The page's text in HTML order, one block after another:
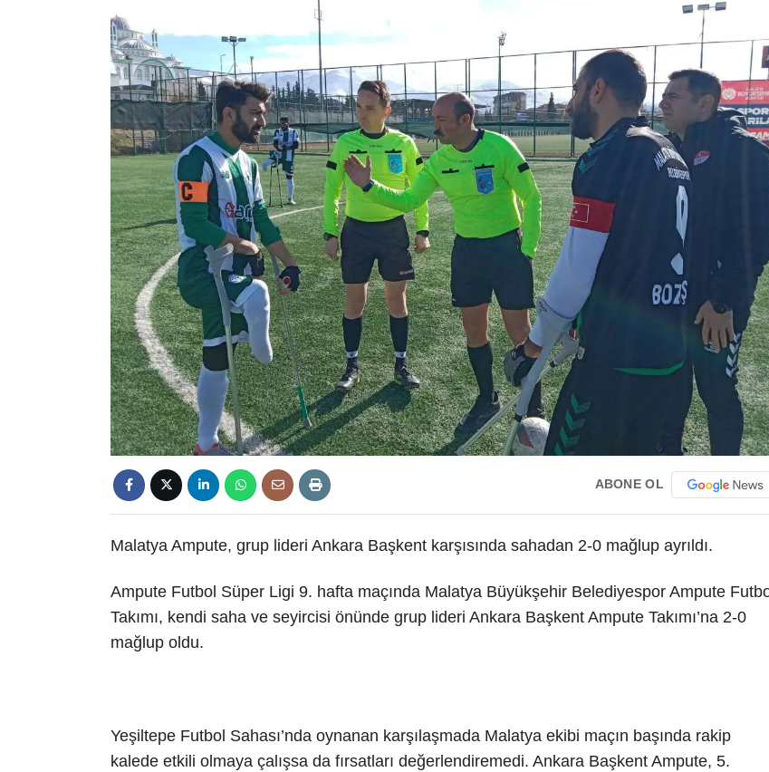
ABONE OL
Malatya Ampute, grup lideri Ankara Başkent karşısında sahadan 2-0 mağlup ayrıldı.
Ampute Futbol Süper Ligi 9. hafta maçında Malatya Büyükşehir Belediyespor Ampute
Takımı, kendi saha ve seyircisi önünde grup lideri Ankara Başkent Ampute Takımı’na 2-0
mağlup oldu.
Yeşiltepe Futbol Sahası’nda oynanan karşılaşmada Malatya ekibi maçın başında rakip
kalede etkili olmaya çalışsa da fırsatları değerlendiremedi. Ankara Başkent Ampute, 5.